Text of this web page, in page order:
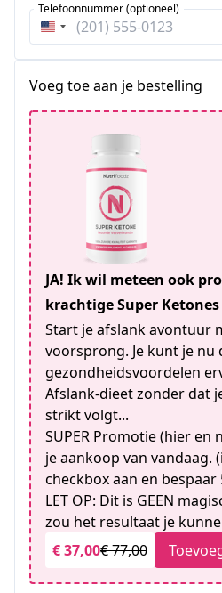
Verenigde
Telefoonnummer (optioneel)
Voeg toe aan je bestelling
JA! Ik wil meteen ook
krachtige Super Ketones
Start je afslank avontuur
voorsprong. Je kunt je nu
gezondheidsvoordelen
Afslank-dieet zonder dat
strikt volgt...
SUPER Promotie (hier en
je aankoop van vandaag.
checkbox aan en bespaar
LET OP: Dit is GEEN
zou het resultaat je
€ 37,00€ 77,00